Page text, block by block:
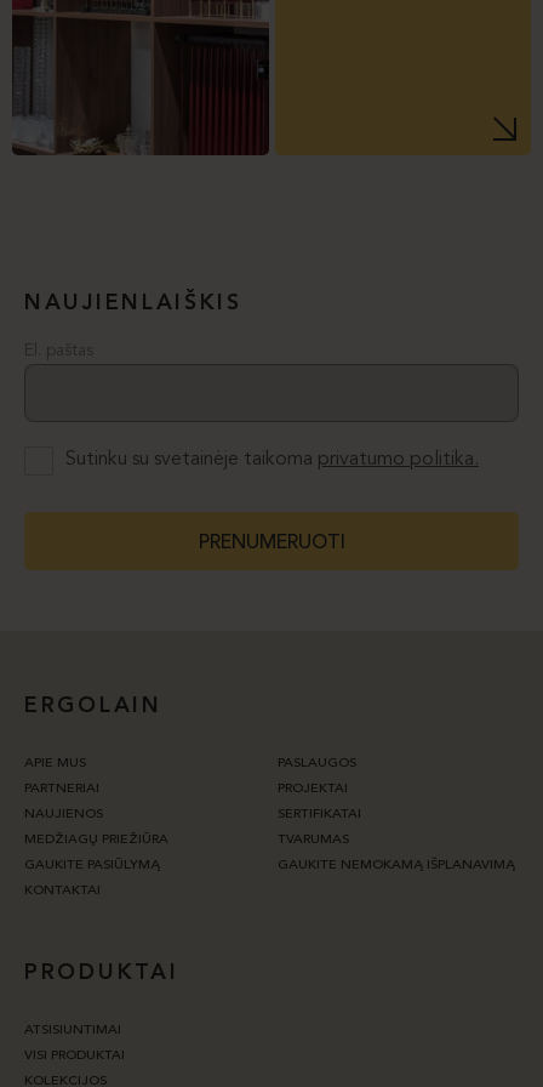
NAUJIENLAIŠKIS
El. paštas
Sutinku su svetainėje taikoma privatumo politika.
PRENUMERUOTI
ERGOLAIN
APIE MUS
PASLAUGOS
PARTNERIAI
PROJEKTAI
NAUJIENOS
SERTIFIKATAI
MEDŽIAGŲ PRIEŽIŪRA
TVARUMAS
GAUKITE PASIŪLYMĄ
GAUKITE NEMOKAMĄ IŠPLANAVIMĄ
KONTAKTAI
PRODUKTAI
ATSISIUNTIMAI
VISI PRODUKTAI
KOLEKCIJOS